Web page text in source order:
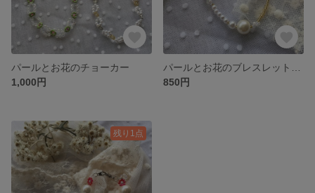
パールとお花のチョーカー
1,000円
850円
残り1点